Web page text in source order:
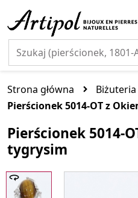
Strona główna Biżuteria
Pierścionek 5014-OT z
Pierścionek 5014-
tygrysim